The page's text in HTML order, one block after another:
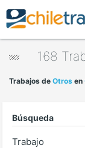
Trabajos de Otros en
168
Búsqueda
Trabajo